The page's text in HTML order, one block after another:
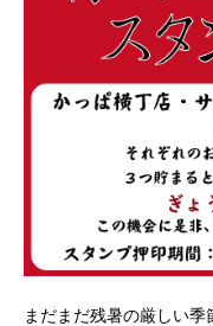
まだまだ残暑の厳しい